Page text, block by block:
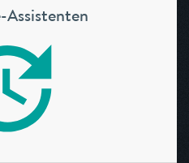
Assistenten